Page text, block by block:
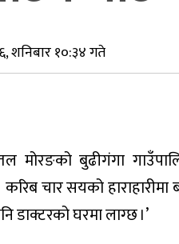
शनिबार १०:३४ गते
मोरङको बुढीगंगा
चार सयको
डाक्टरको घरमा लाग्छ ।’